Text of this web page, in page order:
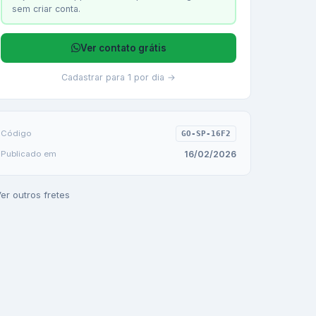
sem criar conta.
Ver contato grátis
Cadastrar para 1 por dia →
Código GO-SP-16F2
Publicado em 16/02/2026
outros fretes